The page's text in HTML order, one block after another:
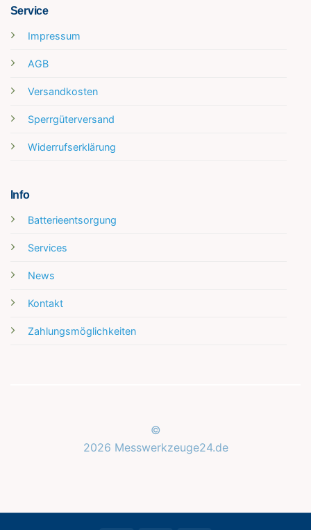
Service
Impressum
AGB
Versandkosten
Sperrgüterversand
Widerrufserklärung
Info
Batterieentsorgung
Services
News
Kontakt
Zahlungsmöglichkeiten
©
2026 Messwerkzeuge24.de